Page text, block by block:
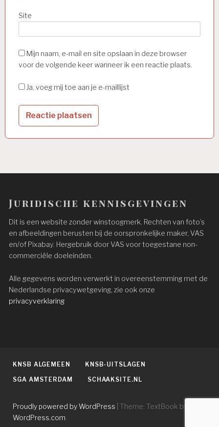
Site
Mijn naam, e-mail en site opslaan in deze browser
voor de volgende keer wanneer ik een reactie plaats.
Ja, voeg mij toe aan je e-maillijst
Juridische kennisgevingen
Dit is een website zonder winstoogmerk. Rechten van foto’s
en afbeeldingen berusten bij de oorspronkelijke maker, VAS
en/of Pixabay. Hergebruik door VAS voor toegestane non-
commerciële doeleinden.
Alle gegevens worden verwerkt in overeenstemming met de
Nederlandse privacywetgeving, zie ook onze
privacyverklaring
KNSB ALGEMEEN KNSB-UITSLAGEN
SGA AMSTERDAM SCHAAKSITE.NL
Proudly powered by WordPress
Theme: TextBook by
WordPress.com